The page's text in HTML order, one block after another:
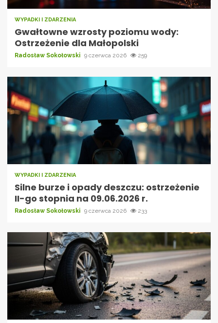
WYPADKI I ZDARZENIA
Gwałtowne wzrosty poziomu wody:
Ostrzeżenie dla Małopolski
Radosław Sokołowski 9 czerwca 2026 259
WYPADKI I ZDARZENIA
Silne burze i opady deszczu: ostrzeżenie
II-go stopnia na 09.06.2026 r.
Radosław Sokołowski 9 czerwca 2026 233